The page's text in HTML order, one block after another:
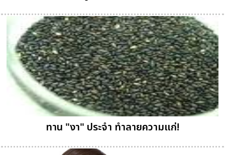
ทาน "งา" ประจำ ทำลายความแก่!